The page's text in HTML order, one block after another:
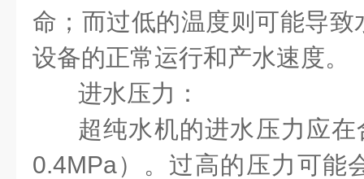
命；而过低的温度则可能导
设备的正常运行和产水速度。
进水压力：
超纯水机的进水压力应
0.4MPa）。过高的压力可能